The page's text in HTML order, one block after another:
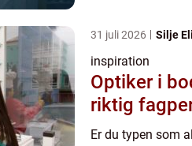
31 juli 2026 Silje
inspiration
Optiker i bodø slik
riktig
Er du typen som